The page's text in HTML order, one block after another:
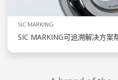
SIC MARKING
SIC MARKING可追溯解决方案